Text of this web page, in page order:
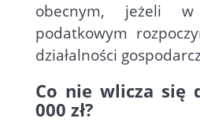
obecnym, jeżeli
podatkowym
działalności
Co nie wlicza się
000 zł?